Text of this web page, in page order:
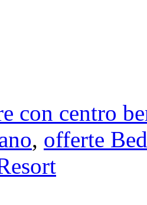
con centro
, offerte